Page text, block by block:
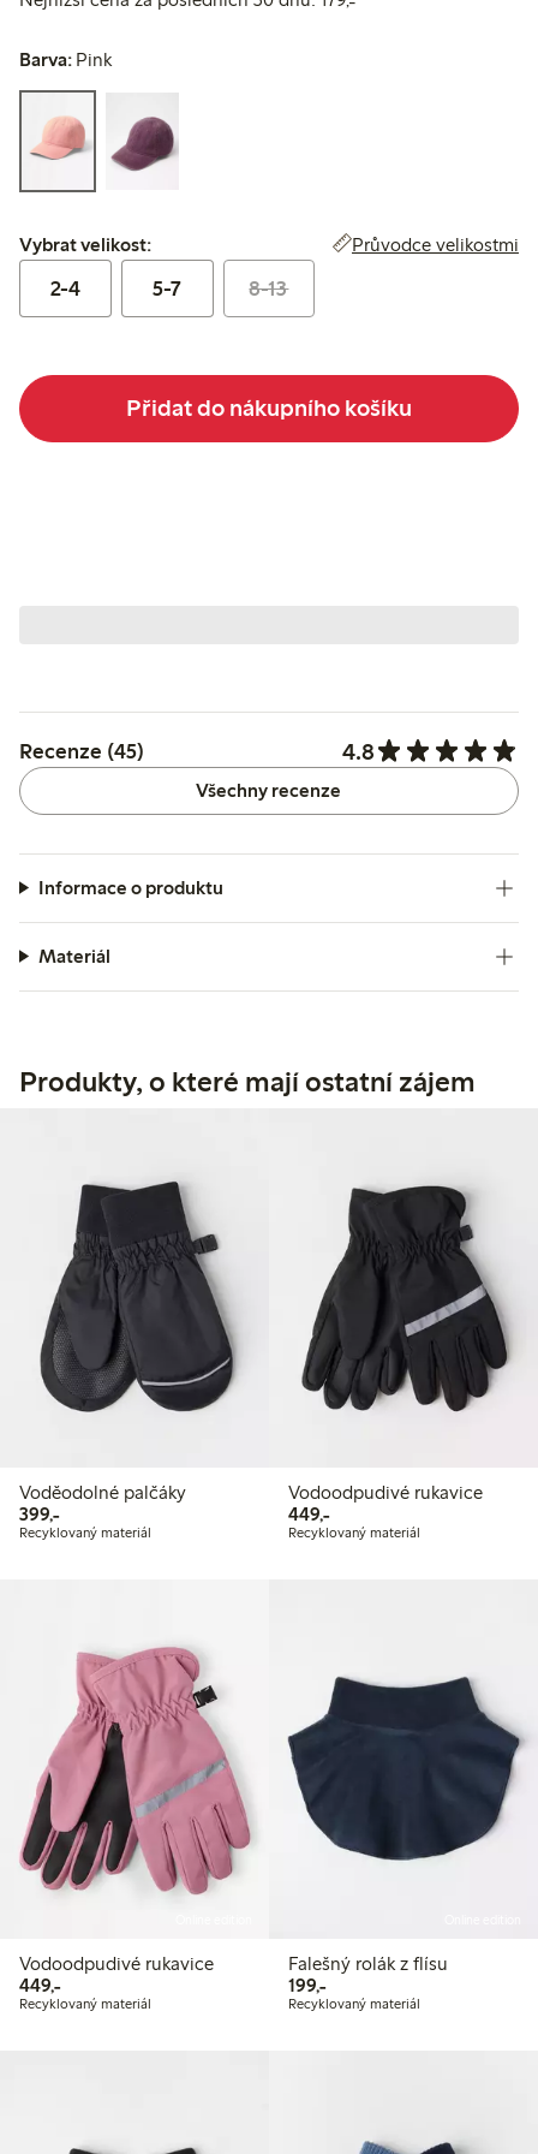
Barva: Pink
Vybrat velikost:
Vybrat velikost: Průvodce velikostmi
2-4 5-7 8-13
Přidat do nákupního košíku
Recenze (45) 4.8
Všechny recenze
Informace o produktu
Materiál
Produkty, o které mají ostatní zájem
Voděodolné palčáky
399,-399,00 Kč
Recyklovaný materiál
Vodoodpudivé rukavice
449,-449,00 Kč
Recyklovaný materiál
Vodoodpudivé rukavice
449,-449,00 Kč
Recyklovaný materiál
Falešný rolák z flísu
199,-199,00 Kč
Recyklovaný materiál